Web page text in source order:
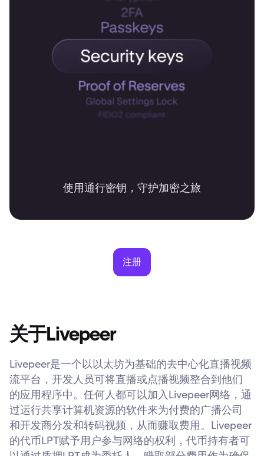
使用通行密钥，守护加密之旅
注册
关于Livepeer
Livepeer是一个以以太坊为基础的去中心化直播视频
流平台，开发人员可将直播或点播视频整合到他们
的应用程序中。任何人都可以加入Livepeer网络，通
过运行共享计算机资源的软件来为付费的广播公司
和开发商分发和转码视频，从而赚取费用。Livepeer
的代币LPT赋予用户参与网络的权利，代币持有者可